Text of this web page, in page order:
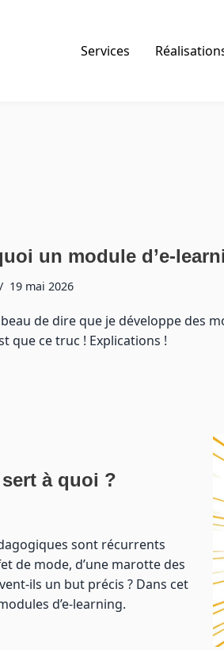
Services
un module d’e-
19 mai 2026
beau de dire que je développe des
que ce truc ! Explications !
à quoi ?
sont récurrents
de mode, d’une marotte des
ils un but précis ? Dans cet
d’e-learning.